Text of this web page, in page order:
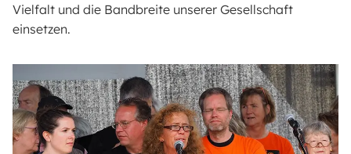
Vielfalt und die Bandbreite unserer Gesellschaft
einsetzen.